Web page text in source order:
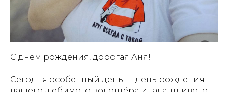
С днём рождения, дорогая Аня!
Сегодня особенный день — день рождения